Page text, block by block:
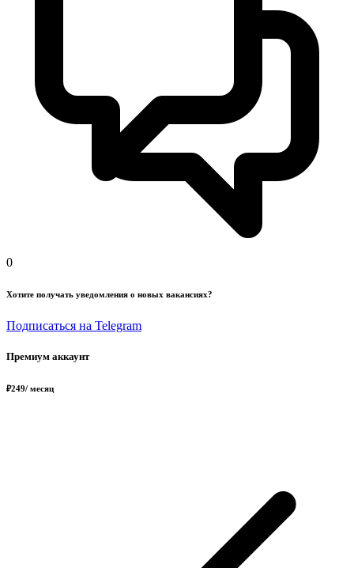
0
Хотите получать уведомления о новых вакансиях?
Подписаться на Telegram
Премиум аккаунт
₽249/ месяц